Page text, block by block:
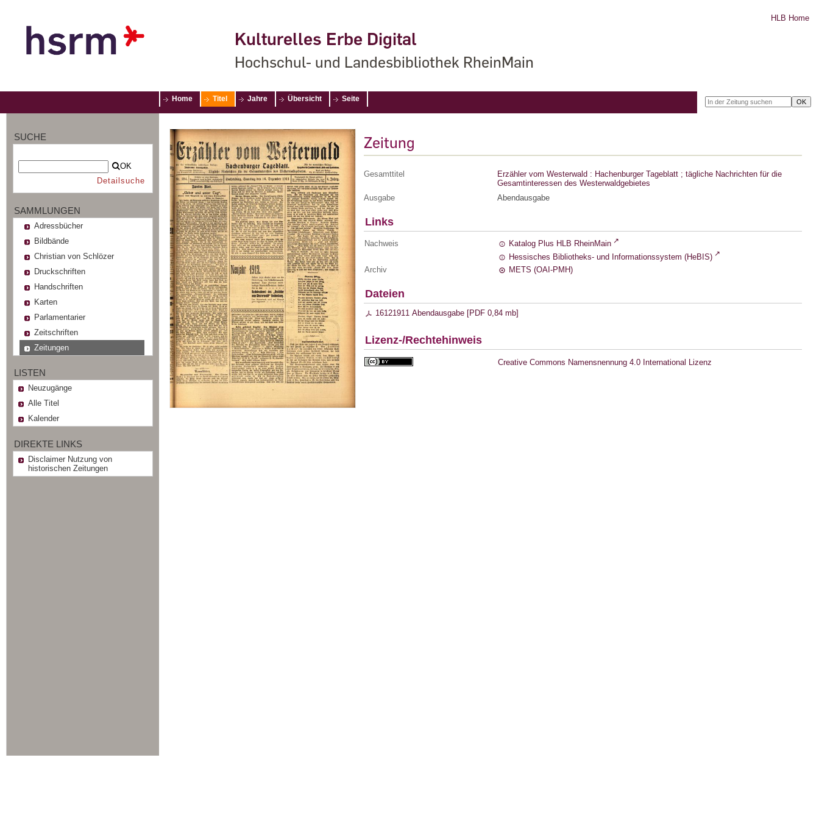
Kulturelles Erbe Digital
Hochschul- und Landesbibliothek RheinMain
HLB Home
Home Titel Jahre Übersicht Seite
SUCHE
OK
Detailsuche
SAMMLUNGEN
Adressbücher
Bildbände
Christian von Schlözer
Druckschriften
Handschriften
Karten
Parlamentarier
Zeitschriften
Zeitungen
LISTEN
Neuzugänge
Alle Titel
Kalender
DIREKTE LINKS
Disclaimer Nutzung von
historischen Zeitungen
Zeitung
Gesamttitel
Erzähler vom Westerwald : Hachenburger Tageblatt ; tägliche Nachrichten für die
Gesamtinteressen des Westerwaldgebietes
Ausgabe
Abendausgabe
Links
Nachweis
Katalog Plus HLB RheinMain
Hessisches Bibliotheks- und Informationssystem (HeBIS)
Archiv
METS (OAI-PMH)
Dateien
16121911 Abendausgabe [PDF 0,84 mb]
Lizenz-/Rechtehinweis
Creative Commons Namensnennung 4.0 International Lizenz